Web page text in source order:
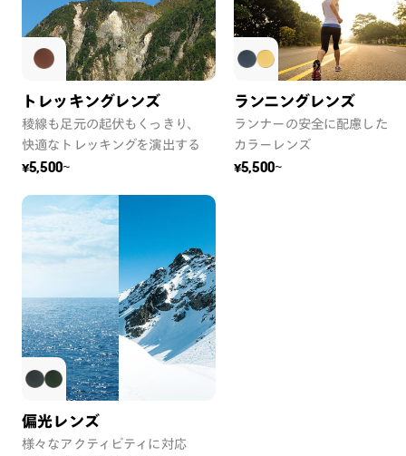
トレッキングレンズ
稜線も足元の起伏もくっきり、
快適なトレッキングを演出する
¥5,500~
ランニングレンズ
ランナーの安全に配慮した
カラーレンズ
¥5,500~
偏光レンズ
様々なアクティビティに対応